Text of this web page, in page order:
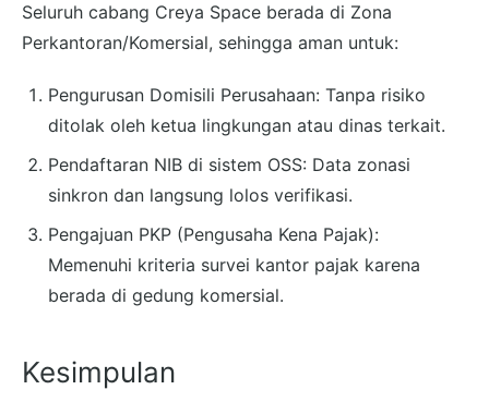
Seluruh cabang Creya Space berada di Zona
Perkantoran/Komersial, sehingga aman untuk:
Pengurusan Domisili Perusahaan: Tanpa risiko
ditolak oleh ketua lingkungan atau dinas terkait.
Pendaftaran NIB di sistem OSS: Data zonasi
sinkron dan langsung lolos verifikasi.
Pengajuan PKP (Pengusaha Kena Pajak):
Memenuhi kriteria survei kantor pajak karena
berada di gedung komersial.
Kesimpulan